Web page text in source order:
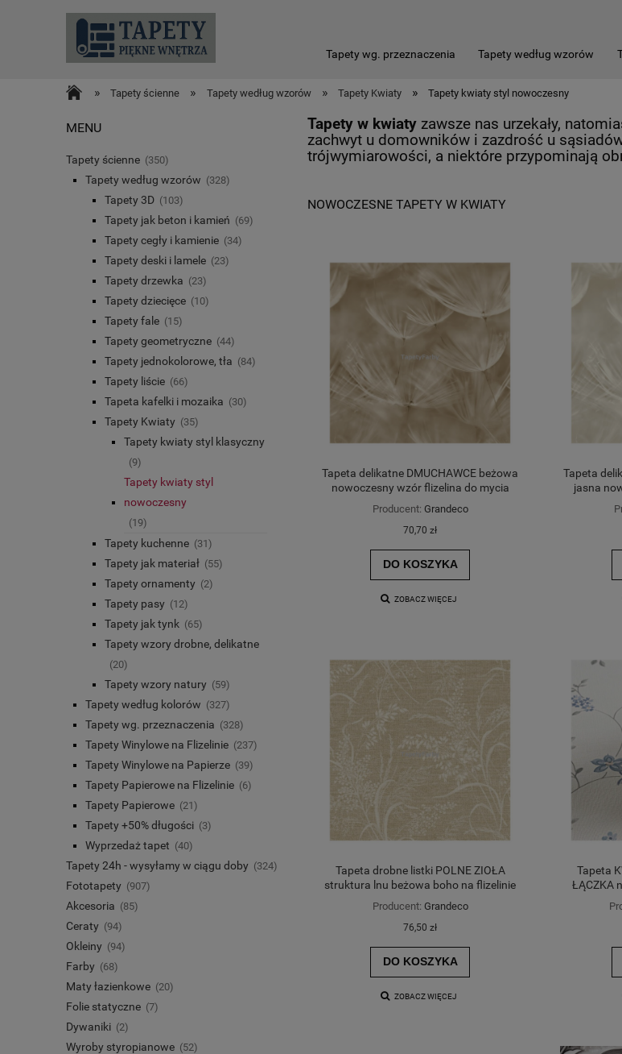
Tapety wg. przeznaczenia Tapety według wzorów
» Tapety ścienne » Tapety według wzorów » Tapety Kwiaty » Tapety kwiaty styl nowoczesny
MENU
Tapety ścienne (350)
Tapety według wzorów (328)
Tapety 3D (103)
Tapety jak beton i kamień (69)
Tapety cegły i kamienie (34)
Tapety deski i lamele (23)
Tapety drzewka (23)
Tapety dziecięce (10)
Tapety fale (15)
Tapety geometryczne (44)
Tapety jednokolorowe, tła (84)
Tapety liście (66)
Tapeta kafelki i mozaika (30)
Tapety Kwiaty (35)
Tapety kwiaty styl klasyczny
(9)
Tapety kwiaty styl
nowoczesny
(19)
Tapety kuchenne (31)
Tapety jak materiał (55)
Tapety ornamenty (2)
Tapety pasy (12)
Tapety jak tynk (65)
Tapety wzory drobne, delikatne
(20)
Tapety wzory natury (59)
Tapety według kolorów (327)
Tapety wg. przeznaczenia (328)
Tapety Winylowe na Flizelinie (237)
Tapety Winylowe na Papierze (39)
Tapety Papierowe na Flizelinie (6)
Tapety Papierowe (21)
Tapety +50% długości (3)
Wyprzedaż tapet (40)
Tapety 24h - wysyłamy w ciągu doby (324)
Fototapety (907)
Akcesoria (85)
Ceraty (94)
Okleiny (94)
Farby (68)
Maty łazienkowe (20)
Folie statyczne (7)
Dywaniki (2)
Wyroby styropianowe (52)
Tapety w kwiaty zawsze nas urzekały,
zachwyt u domowników i zazdrość u
trójwymiarowości, a niektóre przypominają
NOWOCZESNE TAPETY W KWIATY
Tapeta delikatne DMUCHAWCE beżowa
nowoczesny wzór flizelina do mycia
Producent: Grandeco
70,70 zł
DO KOSZYKA
ZOBACZ WIĘCEJ
Tapeta
jasna
Tapeta drobne listki POLNE ZIOŁA
struktura lnu beżowa boho na flizelinie
Producent: Grandeco
76,50 zł
DO KOSZYKA
ZOBACZ WIĘCEJ
Tapeta
ŁĄCZKA